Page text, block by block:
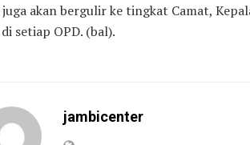
akan bergulir ke tingkat Camat,
setiap OPD. (bal).
jambicenter